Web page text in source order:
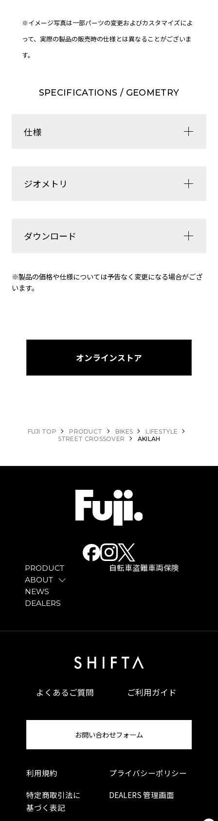
※イメージ写真は一部パーツの変更およびカスタマイズによ
って、実際の製品の販売時の仕様とは異なることがございま
す。
SPECIFICATIONS / GEOMETRY
仕様
ジオメトリ
ダウンロード
※製品の価格や仕様については予告なく変更になる場合がござ
います。
オンラインストア
FUJI TOP PRODUCT BIKES
LIFESTYLE
STREET CROSSOVER
AKILAH
PRODUCT
ABOUT
NEWS
DEALERS
自転車盗難車両保険
よくあるご質問 ご利用ガイド
利用規約 プライバシーポリシー
特定商取引法に
基づく表記
DEALERS 管理画面
お問い合わせフォーム